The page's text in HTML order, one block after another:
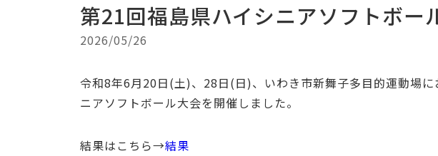
第21回福島県ハイシニアソフトボー
2026/05/26
令和8年6月20日(土)、28日(日)、いわき市新舞子多目的運動場
ニアソフトボール大会を開催しました。
結果はこちら→結果